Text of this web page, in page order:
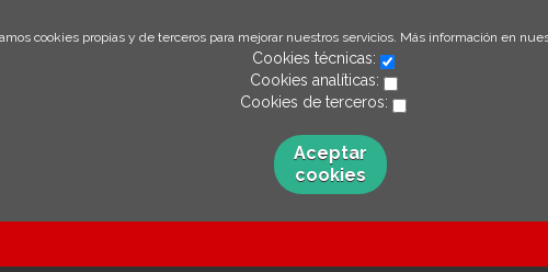
cookies propias y de terceros para mejorar nuestros servicios. Más información en
Cookies técnicas:
Cookies analíticas:
Cookies de terceros:
Aceptar
cookies